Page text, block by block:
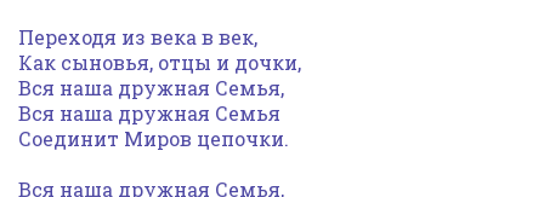
Переходя из века в век,
Как сыновья, отцы и дочки,
Вся наша дружная Семья,
Вся наша дружная Семья
Соединит Миров цепочки.
Вся наша дружная Семья,